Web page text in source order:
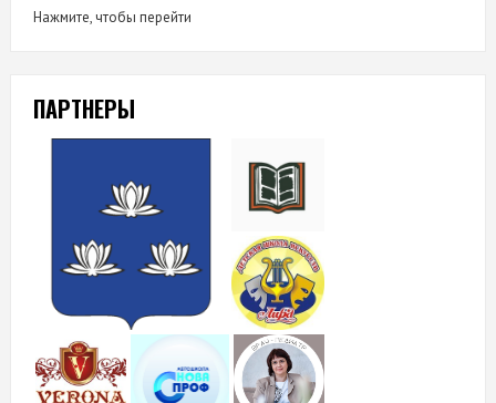
Нажмите, чтобы перейти
ПАРТНЕРЫ